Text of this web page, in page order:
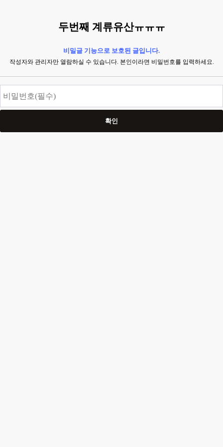
두번째 계류유산ㅠㅠㅠ
비밀글 기능으로 보호된 글입니다.
작성자와 관리자만 열람하실 수 있습니다. 본인이라면 비밀번호를 입력하세요.